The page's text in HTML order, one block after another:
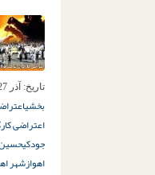
تاریخ: آذر 27ام, 1397
بخشی
اعتراضی
جودکیحسین
اهوازشهر